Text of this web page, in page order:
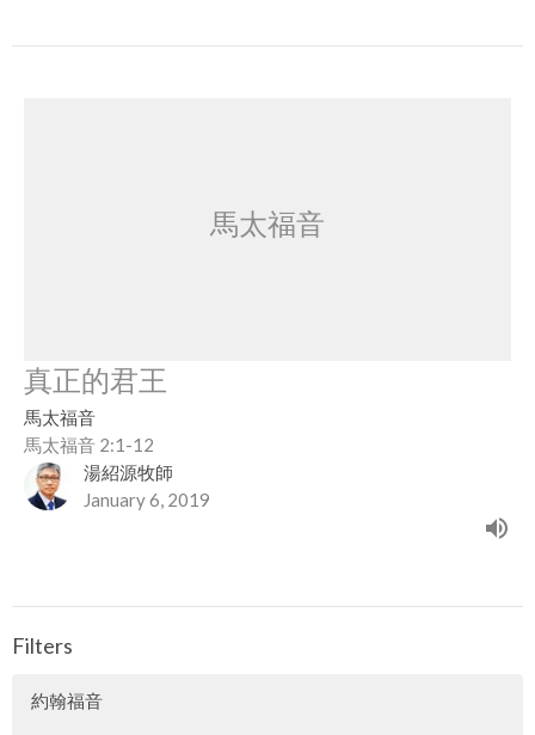
馬太福音
真正的君王
馬太福音
馬太福音 2:1-12
湯紹源牧師
January 6, 2019
Filters
約翰福音